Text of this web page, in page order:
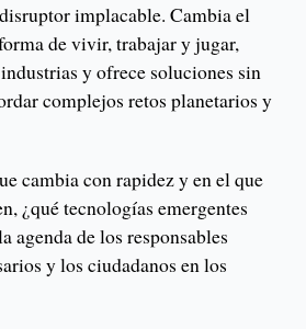
implacable. Cambia el
de vivir, trabajar y jugar,
y ofrece soluciones sin
complejos retos planetarios y
cambia con rapidez y en el que
¿qué tecnologías emergentes
agenda de los responsables
y los ciudadanos en los